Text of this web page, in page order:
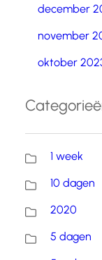
december
november
oktober
1 week
10 dagen
2020
5 dagen